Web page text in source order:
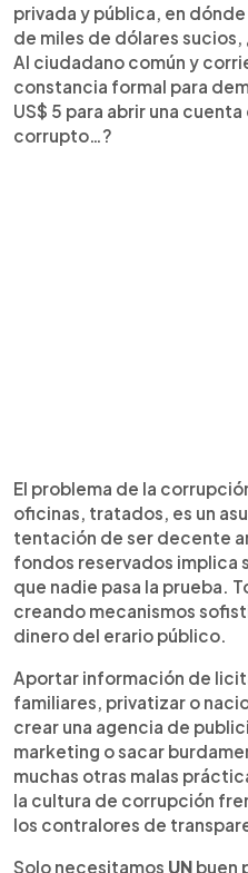
privada y pública, en
de miles de dólares sucios,
Al ciudadano común y
constancia formal para
US$ 5 para abrir una
corrupto…?
El problema de la
oficinas, tratados, es un
tentación de ser decente
fondos reservados implica
que nadie pasa la prueba.
creando mecanismos
dinero del erario público.
Aportar información de
familiares, privatizar o
crear una agencia de
marketing o sacar
muchas otras malas
la cultura de corrupción
los contralores de
Solo necesitamos UN buen